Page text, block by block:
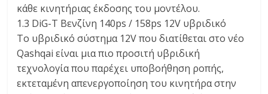
κάθε κινητήριας έκδοσης του μοντέλου.
1.3 DiG-T Βενζίνη 140ps / 158ps 12V υβριδικό
Το υβριδικό σύστημα 12V που διατίθεται στο νέο
Qashqai είναι μια πιο προσιτή υβριδική
τεχνολογία που παρέχει υποβοήθηση ροπής,
εκτεταμένη απενεργοποίηση του κινητήρα στην